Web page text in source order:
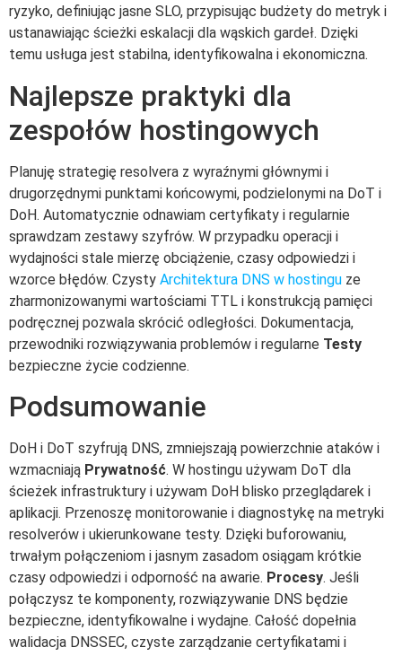
ryzyko, definiując jasne SLO, przypisując budżety do metryk i
ustanawiając ścieżki eskalacji dla wąskich gardeł. Dzięki
temu usługa jest stabilna, identyfikowalna i ekonomiczna.
Najlepsze praktyki dla
zespołów hostingowych
Planuję strategię resolvera z wyraźnymi głównymi i
drugorzędnymi punktami końcowymi, podzielonymi na DoT i
DoH. Automatycznie odnawiam certyfikaty i regularnie
sprawdzam zestawy szyfrów. W przypadku operacji i
wydajności stale mierzę obciążenie, czasy odpowiedzi i
wzorce błędów. Czysty Architektura DNS w hostingu ze
zharmonizowanymi wartościami TTL i konstrukcją pamięci
podręcznej pozwala skrócić odległości. Dokumentacja,
przewodniki rozwiązywania problemów i regularne Testy
bezpieczne życie codzienne.
Podsumowanie
DoH i DoT szyfrują DNS, zmniejszają powierzchnie ataków i
wzmacniają Prywatność. W hostingu używam DoT dla
ścieżek infrastruktury i używam DoH blisko przeglądarek i
aplikacji. Przenoszę monitorowanie i diagnostykę na metryki
resolverów i ukierunkowane testy. Dzięki buforowaniu,
trwałym połączeniom i jasnym zasadom osiągam krótkie
czasy odpowiedzi i odporność na awarie. Procesy. Jeśli
połączysz te komponenty, rozwiązywanie DNS będzie
bezpieczne, identyfikowalne i wydajne. Całość dopełnia
walidacja DNSSEC, czyste zarządzanie certyfikatami i